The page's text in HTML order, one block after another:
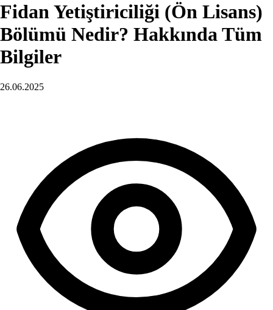
Fidan Yetiştiriciliği (Ön Lisans)
Bölümü Nedir? Hakkında Tüm
Bilgiler
26.06.2025